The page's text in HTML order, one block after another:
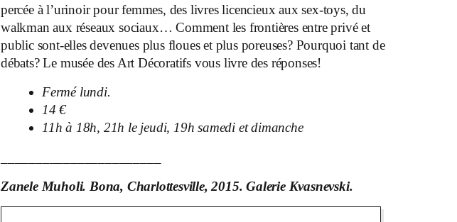
percée à l’urinoir pour femmes, des livres licencieux aux sex-toys, du
walkman aux réseaux sociaux… Comment les frontières entre privé et
public sont-elles devenues plus floues et plus poreuses? Pourquoi tant de
débats? Le musée des Art Décoratifs vous livre des réponses!
Fermé lundi.
14 €
11h à 18h, 21h le jeudi, 19h samedi et dimanche
Zanele Muholi. Bona, Charlottesville, 2015. Galerie Kvasnevski.